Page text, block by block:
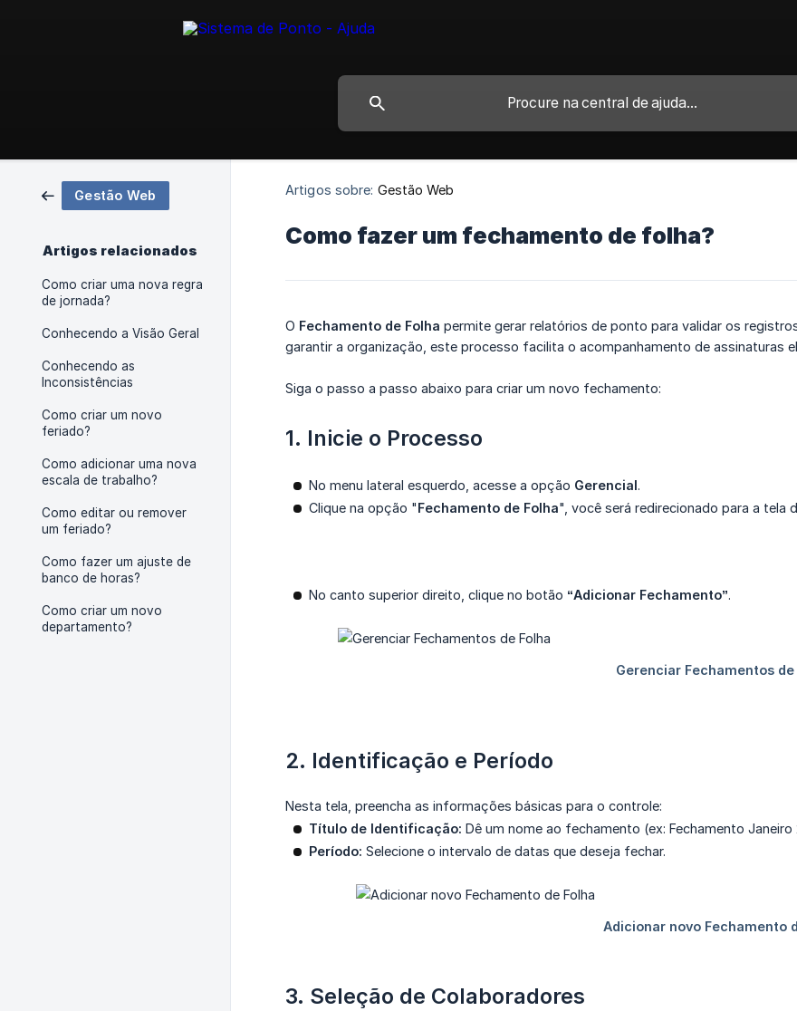
Gestão Web
Artigos relacionados
Como criar uma nova regra
de jornada?
Conhecendo a Visão Geral
Conhecendo as
Inconsistências
Como criar um novo
feriado?
Como adicionar uma nova
escala de trabalho?
Como editar ou remover
um feriado?
Como fazer um ajuste de
banco de horas?
Como criar um novo
departamento?
Artigos sobre: Gestão Web
Como fazer um fechamento de folha?
O Fechamento de Folha permite gerar relatórios de ponto para validar os
garantir a organização, este processo facilita o acompanhamento de assinaturas
Siga o passo a passo abaixo para criar um novo fechamento:
1. Inicie o Processo
No menu lateral esquerdo, acesse a opção Gerencial.
Clique na opção "Fechamento de Folha", você será redirecionado para a tela
No canto superior direito, clique no botão “Adicionar Fechamento”.
2. Identificação e Período
Nesta tela, preencha as informações básicas para o controle:
Título de Identificação: Dê um nome ao fechamento (ex: Fechamento Janeiro
Período: Selecione o intervalo de datas que deseja fechar.
3. Seleção de Colaboradores